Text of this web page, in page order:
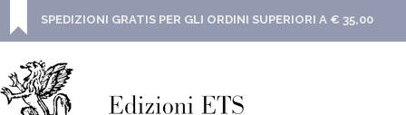
SPEDIZIONI GRATIS PER GLI ORDINI SUPERIORI A € 35,00